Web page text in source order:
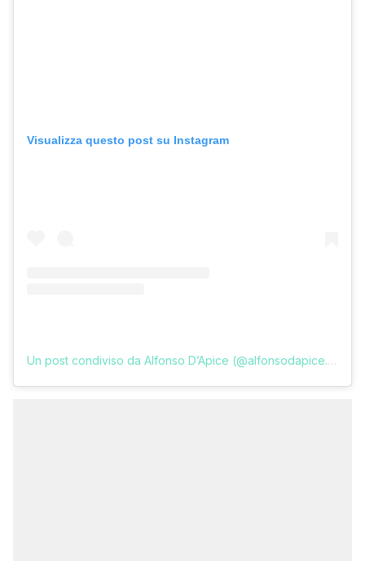
Visualizza questo post su Instagram
Un post condiviso da Alfonso D’Apice (@alfonsodapice.7)